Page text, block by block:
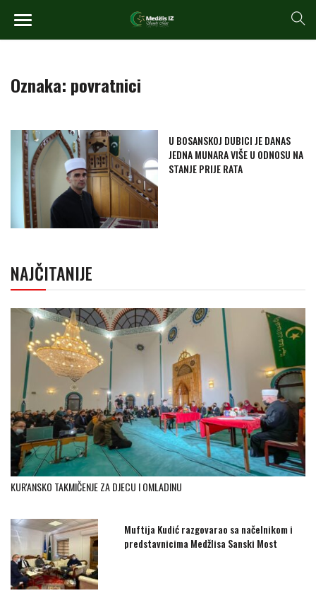
Oznaka: povratnici
U BOSANSKOJ DUBICI JE DANAS
JEDNA MUNARA VIŠE U ODNOSU NA
STANJE PRIJE RATA
NAJČITANIJE
KUR'ANSKO TAKMIČENJE ZA DJECU I OMLADINU
Muftija Kudić razgovarao sa načelnikom i
predstavnicima Medžlisa Sanski Most